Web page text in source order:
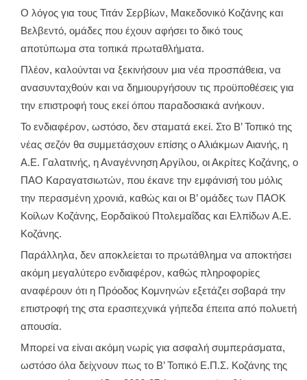
Ο λόγος για τους Τιτάν Σερβίων, Μακεδονικό Κοζάνης και
Βελβεντό, ομάδες που έχουν αφήσει το δικό τους
αποτύπωμα στα τοπικά πρωταθλήματα.
Πλέον, καλούνται να ξεκινήσουν μια νέα προσπάθεια, να
ανασυνταχθούν και να δημιουργήσουν τις προϋποθέσεις για
την επιστροφή τους εκεί όπου παραδοσιακά ανήκουν.
Το ενδιαφέρον, ωστόσο, δεν σταματά εκεί. Στο Β’ Τοπικό της
νέας σεζόν θα συμμετάσχουν επίσης ο Αλιάκμων Αιανής, η
Α.Ε. Γαλατινής, η Αναγέννηση Αργίλου, οι Ακρίτες Κοζάνης, ο
ΠΑΟ Καραγατσιωτών, που έκανε την εμφάνισή του μόλις
την περασμένη χρονιά, καθώς και οι Β’ ομάδες των ΠΑΟΚ
Κοίλων Κοζάνης, Εορδαϊκού Πτολεμαΐδας και Ελπίδων Α.Ε.
Κοζάνης.
Παράλληλα, δεν αποκλείεται το πρωτάθλημα να αποκτήσει
ακόμη μεγαλύτερο ενδιαφέρον, καθώς πληροφορίες
αναφέρουν ότι η Πρόοδος Κομνηνών εξετάζει σοβαρά την
επιστροφή της στα ερασιτεχνικά γήπεδα έπειτα από πολυετή
απουσία.
Μπορεί να είναι ακόμη νωρίς για ασφαλή συμπεράσματα,
ωστόσο όλα δείχνουν πως το Β’ Τοπικό Ε.Π.Σ. Κοζάνης της